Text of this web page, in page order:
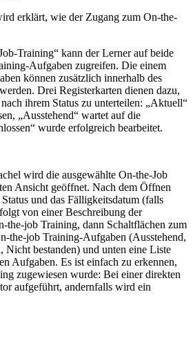
erklärt, wie der Zugang zum On-the-
Training“ kann der Lerner auf beide
Aufgaben zugreifen. Die einem
können zusätzlich innerhalb des
Drei Registerkarten dienen dazu,
ihrem Status zu unterteilen: „Aktuell“
„Ausstehend“ wartet auf die
wurde erfolgreich bearbeitet.
wird die ausgewählte On-the-Job
Ansicht geöffnet. Nach dem Öffnen
und das Fälligkeitsdatum (falls
von einer Beschreibung der
the-job Training, dann Schaltflächen zum
the-job Training-Aufgaben (Ausstehend,
Nicht bestanden) und unten eine Liste
Aufgaben. Es ist einfach zu erkennen,
zugewiesen wurde: Bei einer direkten
aufgeführt, andernfalls wird ein